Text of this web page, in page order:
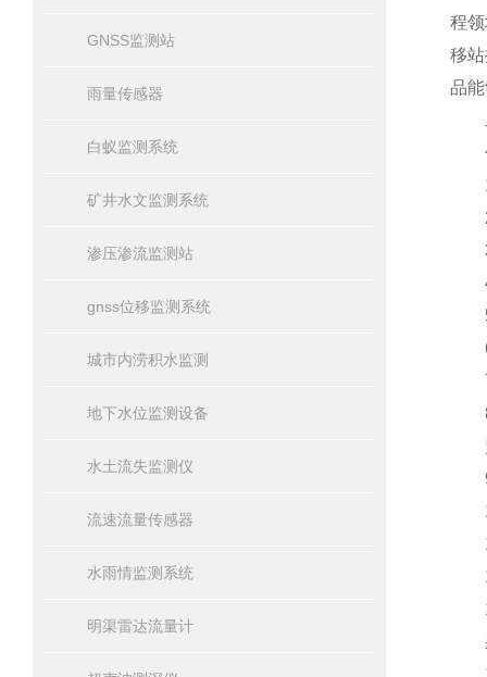
GNSS监测站
雨量传感器
白蚁监测系统
矿井水文监测系统
渗压渗流监测站
gnss位移监测系统
城市内涝积水监测
地下水位监测设备
水土流失监测仪
流速流量传感器
水雨情监测系统
明渠雷达流量计
程
移
品
传
1.
2.
3.
6.
7.
8.
监
9.
采